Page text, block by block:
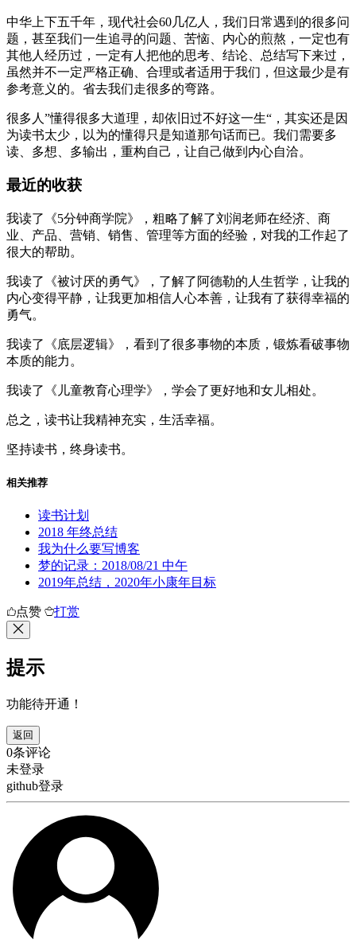
中华上下五千年，现代社会60几亿人，我们日常遇到的很多问
题，甚至我们一生追寻的问题、苦恼、内心的煎熬，一定也有
其他人经历过，一定有人把他的思考、结论、总结写下来过，
虽然并不一定严格正确、合理或者适用于我们，但这最少是有
参考意义的。省去我们走很多的弯路。
很多人”懂得很多大道理，却依旧过不好这一生“，其实还是因
为读书太少，以为的懂得只是知道那句话而已。我们需要多
读、多想、多输出，重构自己，让自己做到内心自洽。
最近的收获
我读了《5分钟商学院》，粗略了解了刘润老师在经济、商
业、产品、营销、销售、管理等方面的经验，对我的工作起了
很大的帮助。
我读了《被讨厌的勇气》，了解了阿德勒的人生哲学，让我的
内心变得平静，让我更加相信人心本善，让我有了获得幸福的
勇气。
我读了《底层逻辑》，看到了很多事物的本质，锻炼看破事物
本质的能力。
我读了《儿童教育心理学》，学会了更好地和女儿相处。
总之，读书让我精神充实，生活幸福。
坚持读书，终身读书。
相关推荐
读书计划
2018 年终总结
我为什么要写博客
梦的记录：2018/08/21 中午
2019年总结，2020年小康年目标
点赞 打赏
提示
功能待开通！
返回
0条评论
未登录
github登录